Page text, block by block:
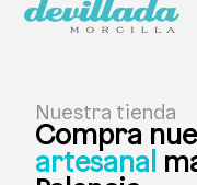
Nuestra tienda
Compra
artesanal